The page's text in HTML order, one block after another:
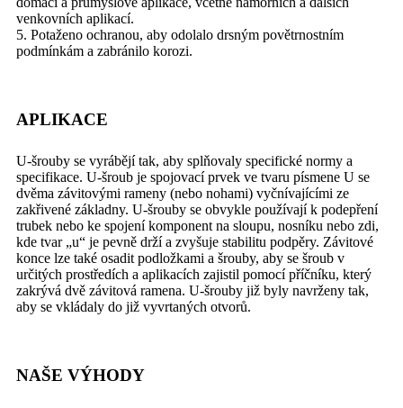
venkovních aplikací.
5. Potaženo ochranou, aby odolalo drsným povětrnostním
podmínkám a zabránilo korozi.
APLIKACE
U-šrouby se vyrábějí tak, aby splňovaly specifické normy a
specifikace. U-šroub je spojovací prvek ve tvaru písmene U se
dvěma závitovými rameny (nebo nohami) vyčnívajícími ze
zakřivené základny. U-šrouby se obvykle používají k podepření
trubek nebo ke spojení komponent na sloupu, nosníku nebo zdi,
kde tvar „u“ je pevně drží a zvyšuje stabilitu podpěry. Závitové
konce lze také osadit podložkami a šrouby, aby se šroub v
určitých prostředích a aplikacích zajistil pomocí příčníku, který
zakrývá dvě závitová ramena. U-šrouby již byly navrženy tak,
aby se vkládaly do již vyvrtaných otvorů.
NAŠE VÝHODY